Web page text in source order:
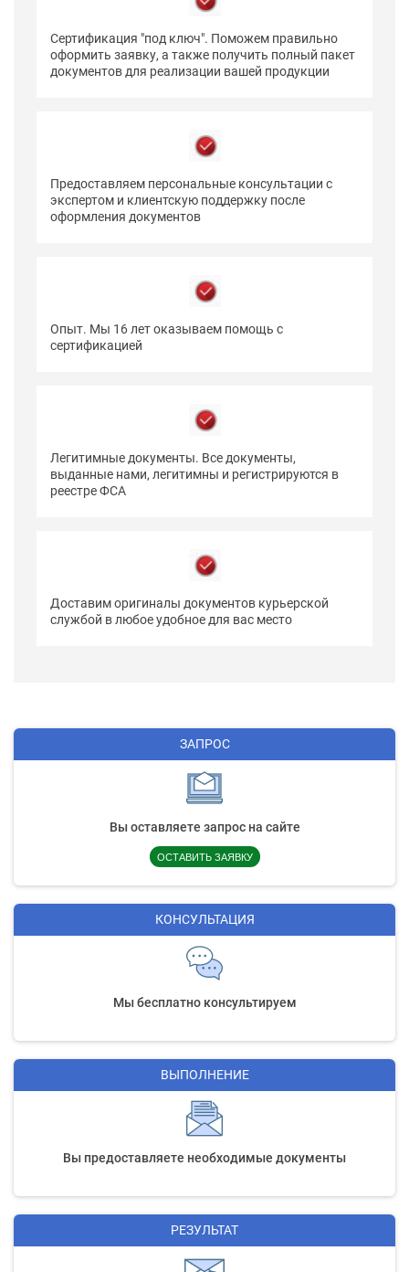
Сертификация "под ключ". Поможем правильно
оформить заявку, а также получить полный пакет
документов для реализации вашей продукции
Предоставляем персональные консультации с
экспертом и клиентскую поддержку после
оформления документов
Опыт. Мы 16 лет оказываем помощь с
сертификацией
Легитимные документы. Все документы,
выданные нами, легитимны и регистрируются в
реестре ФСА
Доставим оригиналы документов курьерской
службой в любое удобное для вас место
ЗАПРОС
Вы оставляете запрос на сайте
ОСТАВИТЬ ЗАЯВКУ
КОНСУЛЬТАЦИЯ
Мы бесплатно консультируем
ВЫПОЛНЕНИЕ
Вы предоставляете необходимые документы
РЕЗУЛЬТАТ